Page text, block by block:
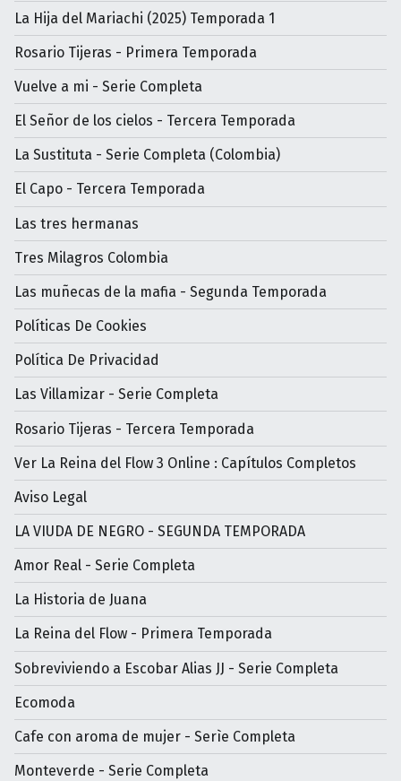
La Hija del Mariachi (2025) Temporada 1
Rosario Tijeras - Primera Temporada
Vuelve a mi - Serie Completa
El Señor de los cielos - Tercera Temporada
La Sustituta - Serie Completa (Colombia)
El Capo - Tercera Temporada
Las tres hermanas
Tres Milagros Colombia
Las muñecas de la mafia - Segunda Temporada
Políticas De Cookies
Política De Privacidad
Las Villamizar - Serie Completa
Rosario Tijeras - Tercera Temporada
Ver La Reina del Flow 3 Online : Capítulos Completos
Aviso Legal
LA VIUDA DE NEGRO - SEGUNDA TEMPORADA
Amor Real - Serie Completa
La Historia de Juana
La Reina del Flow - Primera Temporada
Sobreviviendo a Escobar Alias JJ - Serie Completa
Ecomoda
Cafe con aroma de mujer - Serìe Completa
Monteverde - Serie Completa